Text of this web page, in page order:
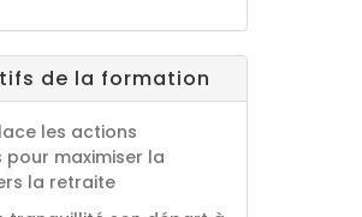
de la formation
les actions
pour maximiser la
la retraite